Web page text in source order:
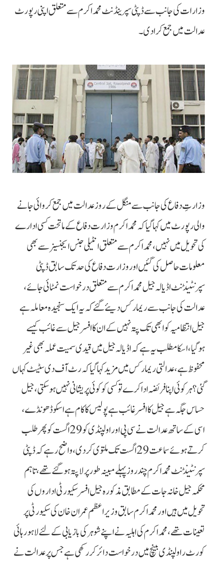
وزارات کی جانب سے ڈپٹی سپرینڈنٹ محمد اکرم سے متعلق اپنی رپورٹ
عدالت میں جمع کرادی۔
وزارتِ دفاع کی جانب سے منگل کے روز عدالت میں جمع کروائی جانے
والی رپورٹ میں کہا گیا کہ محمد اکرم وزارت دفاع کے ماتحت کسی ادارے
کی تحویل میں نہیں، محمد اکرم سے متعلق انٹیلی جنس ایجنسیز سے بھی
معلومات حاصل کی گئیں اور وزارت دفاع کی حد تک سابق ڈپٹی
سپرنٹینڈنٹ اڈیالہ جیل محمد اکرم سے متعلق درخواست نمٹائی جائے،
عدالت کی جانب سے ریمارکس دیئے گئے کہ یہ ایک سنجیدہ معاملہ ہے
جیل انتظامیہ کو ابھی تک پتہ نہیں کے ان کا افسر جیل سے غائب کیسے
ہوگیا، اسکا مطلب یہ ہے کہ اڈیالہ جیل میں قیدی سمیت عملہ بھی غیر
محفوظ ہے، عدالتی ریمارکس میں مزید کہا گیا کہ رٹ آف دی سٹیٹ کہاں
گئی؟ ہر کوئی اپنا فریضہ ادا کرے تو کسی کو کوئی پریشانی نہیں ہوسکتی، جیل
حساس جگہ ہے جیل کا افسر غائب ہے پولیس کا کام ہے اسکو ڈھونڈے،
اسی کے ساتھ عدالت نے سی پی او راولپنڈی کو 29 اگست کو پھر طلب
کرتے ہوئے سماعت 29 اگست تک ملتوی کردی، واضح رہے کہ ڈپٹی
سپرنٹینڈنٹ محمد اکرم چند روز پہلے مبینہ طور پر لاپتہ ہو گئے تھے، تاہم
محکمہ جیل خانہ جات کے مطابق مذکورہ جیل افسر سکیورٹی اداروں کی
تحویل میں ہیں اور محمد اکرم سابق وزیر اعظم عمران خان کی سکیورٹی پر
تعینات تھے، محمد اکرم کی اہلیہ نے اپنے شوہر کی بازیابی کے لئے لاہور ہائی
کورٹ راولپنڈی بینچ میں درخواست دائر کر رکھی ہے جس پر عدالت نے